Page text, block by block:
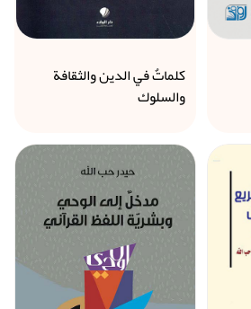
كلماتٌ في الدين والثقافة
والسلوك